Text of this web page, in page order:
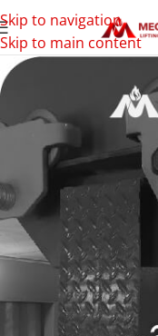
Skip to navigation
Skip to main content